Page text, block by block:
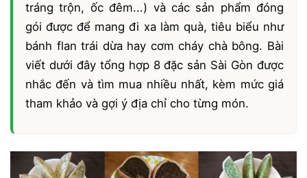
tráng trộn, ốc đêm...) và các sản phẩm đóng
gói được để mang đi xa làm quà, tiêu biểu như
bánh flan trái dừa hay cơm cháy chà bông. Bài
viết dưới đây tổng hợp 8 đặc sản Sài Gòn được
nhắc đến và tìm mua nhiều nhất, kèm mức giá
tham khảo và gợi ý địa chỉ cho từng món.